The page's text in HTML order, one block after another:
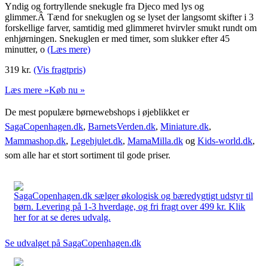
Yndig og fortryllende snekugle fra Djeco med lys og
glimmer.Â Tænd for snekuglen og se lyset der langsomt skifter i 3
forskellige farver, samtidig med glimmeret hvirvler smukt rundt om
enhjørningen. Snekuglen er med timer, som slukker efter 45
minutter, o (Læs mere)
319 kr. (Vis fragtpris)
Læs mere »Køb nu »
De mest populære børnewebshops i øjeblikket er
SagaCopenhagen.dk, BarnetsVerden.dk, Miniature.dk,
Mammashop.dk, Legehjulet.dk, MamaMilla.dk og Kids-world.dk,
som alle har et stort sortiment til gode priser.
SagaCopenhagen.dk sælger økologisk og bæredygtigt udstyr til
børn. Levering på 1-3 hverdage, og fri fragt over 499 kr. Klik
her for at se deres udvalg.
Se udvalget på SagaCopenhagen.dk